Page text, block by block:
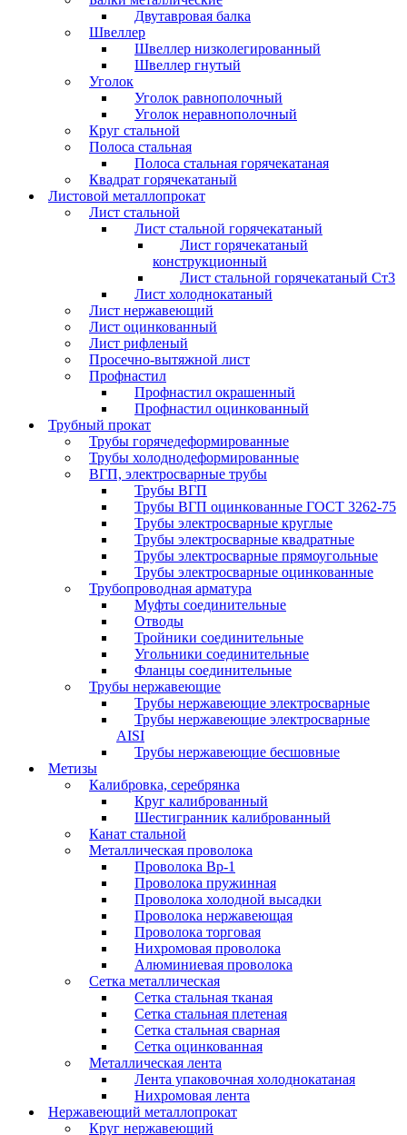
Двутавровая балка
Швеллер
Швеллер низколегированный
Швеллер гнутый
Уголок
Уголок равнополочный
Уголок неравнополочный
Круг стальной
Полоса стальная
Полоса стальная горячекатаная
Квадрат горячекатаный
Листовой металлопрокат
Лист стальной
Лист стальной горячекатаный
Лист горячекатаный
конструкционный
Лист стальной горячекатаный Ст3
Лист холоднокатаный
Лист нержавеющий
Лист оцинкованный
Лист рифленый
Просечно-вытяжной лист
Профнастил
Профнастил окрашенный
Профнастил оцинкованный
Трубный прокат
Трубы горячедеформированные
Трубы холоднодеформированные
ВГП, электросварные трубы
Трубы ВГП
Трубы ВГП оцинкованные ГОСТ 3262-75
Трубы электросварные круглые
Трубы электросварные квадратные
Трубы электросварные прямоугольные
Трубы электросварные оцинкованные
Трубопроводная арматура
Муфты соединительные
Отводы
Тройники соединительные
Угольники соединительные
Фланцы соединительные
Трубы нержавеющие
Трубы нержавеющие электросварные
Трубы нержавеющие электросварные
AISI
Трубы нержавеющие бесшовные
Метизы
Калибровка, серебрянка
Круг калиброванный
Шестигранник калиброванный
Канат стальной
Металлическая проволока
Проволока Вр-1
Проволока пружинная
Проволока холодной высадки
Проволока нержавеющая
Проволока торговая
Нихромовая проволока
Алюминиевая проволока
Сетка металлическая
Сетка стальная тканая
Сетка стальная плетеная
Сетка стальная сварная
Сетка оцинкованная
Металлическая лента
Лента упаковочная холоднокатаная
Нихромовая лента
Нержавеющий металлопрокат
Круг нержавеющий